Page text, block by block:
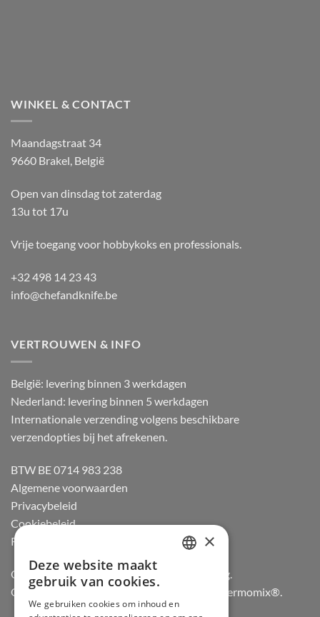
WINKEL & CONTACT
Maandagstraat 34
9660 Brakel, België
Open van dinsdag tot zaterdag
13u tot 17u
Vrije toegang voor hobbykoks en professionals.
+32 498 14 23 43
info@chefandknife.be
VERTROUWEN & INFO
België: levering binnen 3 werkdagen
Nederland: levering binnen 5 werkdagen
Internationale verzending volgens beschikbare
verzendopties bij het afrekenen.
BTW BE 0714 983 238
Algemene voorwaarden
Privacybeleid
Cookiebeleid
Retourneren
Officiële dealer van Gozney en Big Green Egg.
Officiële advisor en verdeler van Vorwerk Thermomix®.
×
Deze website maakt
gebruik van cookies.
We gebruiken cookies om inhoud en